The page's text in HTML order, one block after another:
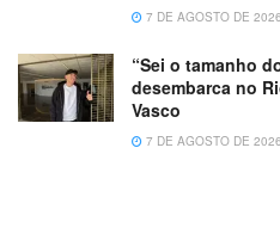
7 DE AGOSTO DE 2026
“Sei o tamanho
desembarca no
Vasco
7 DE AGOSTO DE 2026